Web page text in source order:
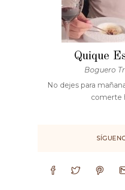
Quique
Boguero
No dejes para
comerte